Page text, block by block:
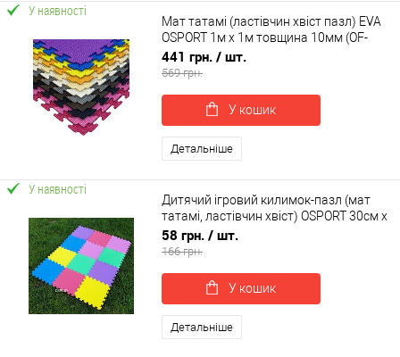
У наявності
Мат татамі (ластівчин хвіст пазл) EVA
OSPORT 1м х 1м товщина 10мм (OF-
0230)
441 грн. / шт.
569 грн.
У кошик
Детальніше
У наявності
Дитячий ігровий килимок-пазл (мат
татамі, ластівчин хвіст) OSPORT 30см х
30см товщина 10мм (FI-0133-1)
58 грн. / шт.
166 грн.
У кошик
Детальніше